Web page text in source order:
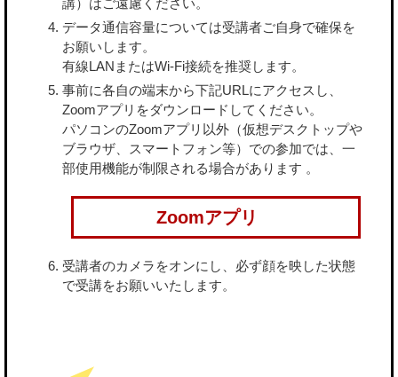
講）はご遠慮ください。
データ通信容量については受講者ご自身で確保を
お願いします。
有線LANまたはWi-Fi接続を推奨します。
事前に各自の端末から下記URLにアクセスし、
Zoomアプリをダウンロードしてください。
パソコンのZoomアプリ以外（仮想デスクトップや
ブラウザ、スマートフォン等）での参加では、一
部使用機能が制限される場合があります 。
Zoomアプリ
受講者のカメラをオンにし、必ず顔を映した状態
で受講をお願いいたします。